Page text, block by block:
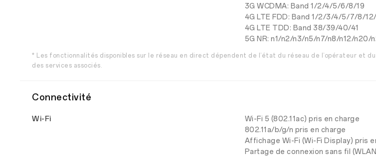
3G WCDMA: Band 1/2/4/5/6/8/19
4G LTE FDD: Band 1/2/3/4/5/7/8/
4G LTE TDD: Band 38/39/40/41
5G NR: n1/n2/n3/n5/n7/n8/n12/
* Les fonctionnalités disponibles sur le réseau en direct dépendent de l’état du réseau de l’opérateur et
des services associés.
Connectivité
Wi-Fi
Wi-Fi 5 (802.11ac) pris en charge
802.11a/b/g/n pris en charge
Affichage Wi-Fi (Wi-Fi Display) pris
Partage de connexion sans fil